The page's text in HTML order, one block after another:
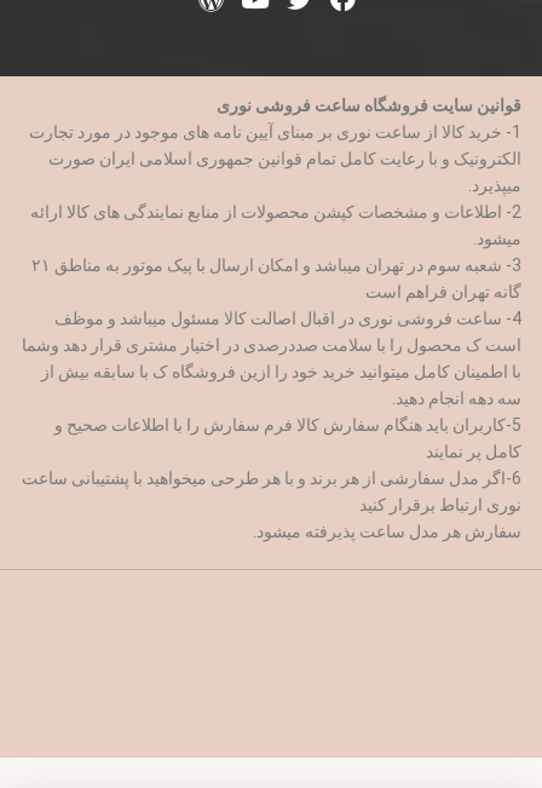
قوانین سایت فروشگاه ساعت فروشی نوری
1- خرید کالا از ساعت نوری بر مبنای آیین نامه های موجود در مورد تجارت
الکترونیک و با رعایت کامل تمام قوانین جمهوری اسلامی ایران صورت
میپذیرد.
2- اطلاعات و مشخصات کپشن محصولات از منابع نمایندگی های کالا ارائه
میشود.
3- شعبه سوم در تهران میباشد و امکان ارسال با پیک موتور به مناطق ۲۱
گانه تهران فراهم است
4- ساعت فروشی نوری در اقبال اصالت کالا مسئول میباشد و موظف
است ک محصول را با سلامت صددرصدی در اختیار مشتری قرار دهد وشما
با اطمینان کامل میتوانید خرید خود را ازین فروشگاه ک با سابقه بیش از
سه دهه انجام دهید.
5-کاربران باید هنگام سفارش کالا فرم سفارش را با اطلاعات صحیح و
کامل پر نمایند
6-اگر مدل سفارشی از هر برند و با هر طرحی میخواهید با پشتیبانی ساعت
نوری ارتباط برقرار کنید
سفارش هر مدل ساعت پذیرفته میشود.